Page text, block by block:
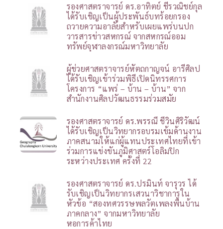
รองศาสตราจารย์ ดร.อาทิตย์ ชีรวณิชย์กุล
ได้รับเชิญเป็นผู้ประพันธ์บทร้อยกรอง
ถวายความอาลัยสำหรับเผยแพร่บนปก
วารสารข่าวสหกรณ์ จากสหกรณ์ออม
ทรัพย์จุฬาลงกรณ์มหาวิทยาลัย
ผู้ช่วยศาสตราจารย์หัตถกาญจน์ อารีศิลป
ได้รับเชิญเข้าร่วมพิธีเปิดนิทรรศการ
โครงการ “แพร่ – บ้าน – บ้าน” จาก
สำนักงานศิลปวัฒนธรรมร่วมสมัย
รองศาสตราจารย์ ดร.พรรณี ชีวินศิริวัฒน์
ได้รับเชิญเป็นวิทยากรอบรมเข้มด้านงาน
ภาคสนามให้แก่ผู้แทนประเทศไทยที่เข้า
ร่วมการแข่งขันภูมิศาสตร์โอลิมปิก
ระหว่างประเทศ ครั้งที่ 22
รองศาสตราจารย์ ดร.ปรมินท์ จารุวร ได้
รับเชิญเป็นวิทยากรเสวนาวิชาการใน
หัวข้อ “สองทศวรรษพลวัตเพลงพื้นบ้าน
ภาคกลาง” จากมหาวิทยาลัย
หอการค้าไทย